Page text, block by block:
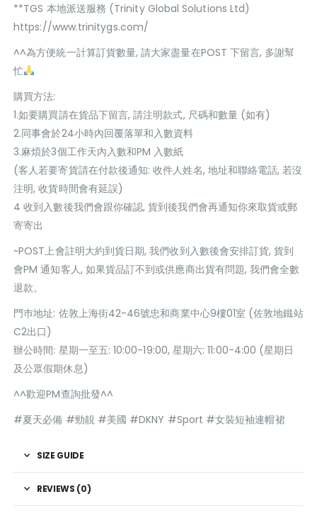
**TGS 本地派送服務 (Trinity Global Solutions Ltd)
https://www.trinitygs.com/
^^為方便統一計算訂貨數量, 請大家盡量在POST 下留言, 多謝幫
忙
購買方法:
1.如要購買請在貨品下留言, 請注明款式, 尺碼和數量 (如有)
2.同事會於24小時內回覆落單和入數資料
3.麻煩於3個工作天內入數和PM 入數紙
(客人若要寄貨請在付款後通知: 收件人姓名, 地址和聯絡電話, 若沒
注明, 收貨時間會有延誤)
4 收到入數後我們會跟你確認, 貨到後我們會再通知你來取貨或郵
寄寄出
~POST上會註明大約到貨日期, 我們收到入數後會安排訂貨, 貨到
會PM 通知客人, 如果貨品訂不到或供應商出貨有問題, 我們會全數
退款。
門巿地址: 佐敦上海街42-46號忠和商業中心9樓01室 (佐敦地鐵站
C2出口)
辦公時間: 星期一至五: 10:00-19:00, 星期六: 11:00-4:00 (星期日
及公眾假期休息)
^^歡迎PM查詢批發^^
#夏天必備 #勁靚 #美國 #DKNY #Sport #女裝短袖連帽裙
SIZE GUIDE
REVIEWS (0)